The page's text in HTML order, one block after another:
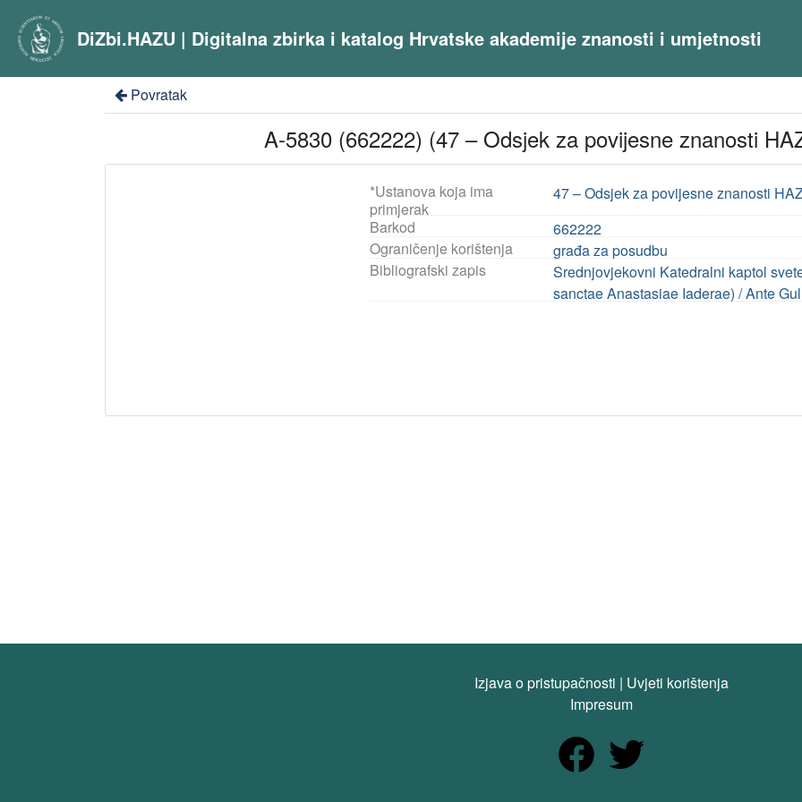
DiZbi.HAZU | Digitalna zbirka i katalog Hrvatske akademije znanosti i umjetnosti
Povratak
A-5830 (662222) (47 – Odsjek za povijesne znanosti
*Ustanova koja ima
primjerak
47 – Odsjek za povijesne znanosti
Barkod
662222
Ograničenje korištenja
građa za posudbu
Bibliografski zapis
Srednjovjekovni Katedralni kaptol
sanctae Anastasiae Iaderae) / Ante
Izjava o pristupačnosti | Uvjeti korištenja
Impresum